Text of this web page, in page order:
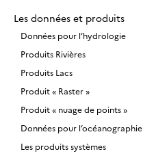
Les données et produits
Données pour l’hydrologie
Produits Rivières
Produits Lacs
Produit « Raster »
Produit « nuage de points »
Données pour l’océanographie
Les produits systèmes